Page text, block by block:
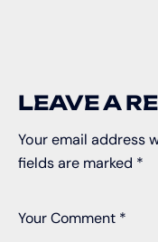
LEAVE A
Your email address
fields are marked *